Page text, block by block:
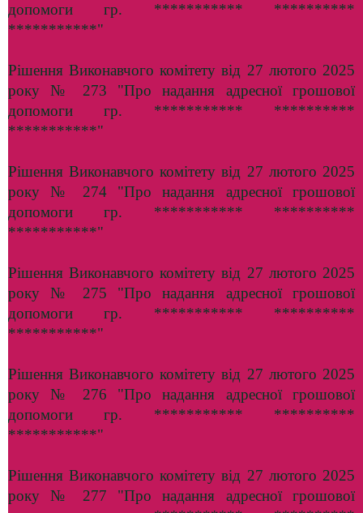
допомоги гр. *********** **********
***********"
Рішення Виконавчого комітету від 27 лютого 2025
року № 273 "Про надання адресної грошової
допомоги гр. *********** **********
***********"
Рішення Виконавчого комітету від 27 лютого 2025
року № 274 "Про надання адресної грошової
допомоги гр. *********** **********
***********"
Рішення Виконавчого комітету від 27 лютого 2025
року № 275 "Про надання адресної грошової
допомоги гр. *********** **********
***********"
Рішення Виконавчого комітету від 27 лютого 2025
року № 276 "Про надання адресної грошової
допомоги гр. *********** **********
***********"
Рішення Виконавчого комітету від 27 лютого 2025
року № 277 "Про надання адресної грошової